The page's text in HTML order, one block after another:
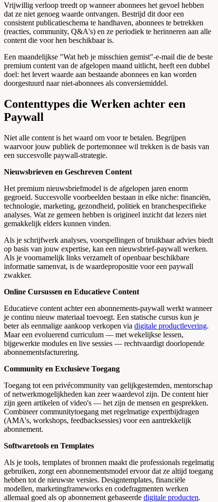
Vrijwillig verloop treedt op wanneer abonnees het gevoel hebben
dat ze niet genoeg waarde ontvangen. Bestrijd dit door een
consistent publicatieschema te handhaven, abonnees te betrekken
(reacties, community, Q&A's) en ze periodiek te herinneren aan alle
content die voor hen beschikbaar is.
Een maandelijkse "Wat heb je misschien gemist"-e-mail die de beste
premium content van de afgelopen maand uitlicht, heeft een dubbel
doel: het levert waarde aan bestaande abonnees en kan worden
doorgestuurd naar niet-abonnees als conversiemiddel.
Contenttypes die Werken achter een
Paywall
Niet alle content is het waard om voor te betalen. Begrijpen
waarvoor jouw publiek de portemonnee wil trekken is de basis van
een succesvolle paywall-strategie.
Nieuwsbrieven en Geschreven Content
Het premium nieuwsbriefmodel is de afgelopen jaren enorm
gegroeid. Succesvolle voorbeelden bestaan in elke niche: financiën,
technologie, marketing, gezondheid, politiek en branchespecifieke
analyses. Wat ze gemeen hebben is origineel inzicht dat lezers niet
gemakkelijk elders kunnen vinden.
Als je schrijfwerk analyses, voorspellingen of bruikbaar advies biedt
op basis van jouw expertise, kan een nieuwsbrief-paywall werken.
Als je voornamelijk links verzamelt of openbaar beschikbare
informatie samenvat, is de waardepropositie voor een paywall
zwakker.
Online Cursussen en Educatieve Content
Educatieve content achter een abonnements-paywall werkt wanneer
je continu nieuw materiaal toevoegt. Een statische cursus kun je
beter als eenmalige aankoop verkopen via digitale productlevering.
Maar een evoluerend curriculum — met wekelijkse lessen,
bijgewerkte modules en live sessies — rechtvaardigt doorlopende
abonnementsfacturering.
Community en Exclusieve Toegang
Toegang tot een privécommunity van gelijkgestemden, mentorschap
of netwerkmogelijkheden kan zeer waardevol zijn. De content hier
zijn geen artikelen of video's — het zijn de mensen en gesprekken.
Combineer communitytoegang met regelmatige expertbijdragen
(AMA's, workshops, feedbacksessies) voor een aantrekkelijk
abonnement.
Softwaretools en Templates
Als je tools, templates of bronnen maakt die professionals regelmatig
gebruiken, zorgt een abonnementsmodel ervoor dat ze altijd toegang
hebben tot de nieuwste versies. Designtemplates, financiële
modellen, marketingframeworks en codefragmenten werken
allemaal goed als op abonnement gebaseerde digitale producten.